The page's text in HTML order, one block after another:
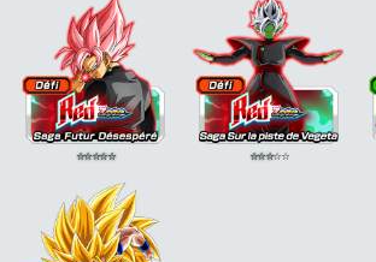
⭐⭐⭐⭐⭐ ⭐⭐⭐⭐⭐